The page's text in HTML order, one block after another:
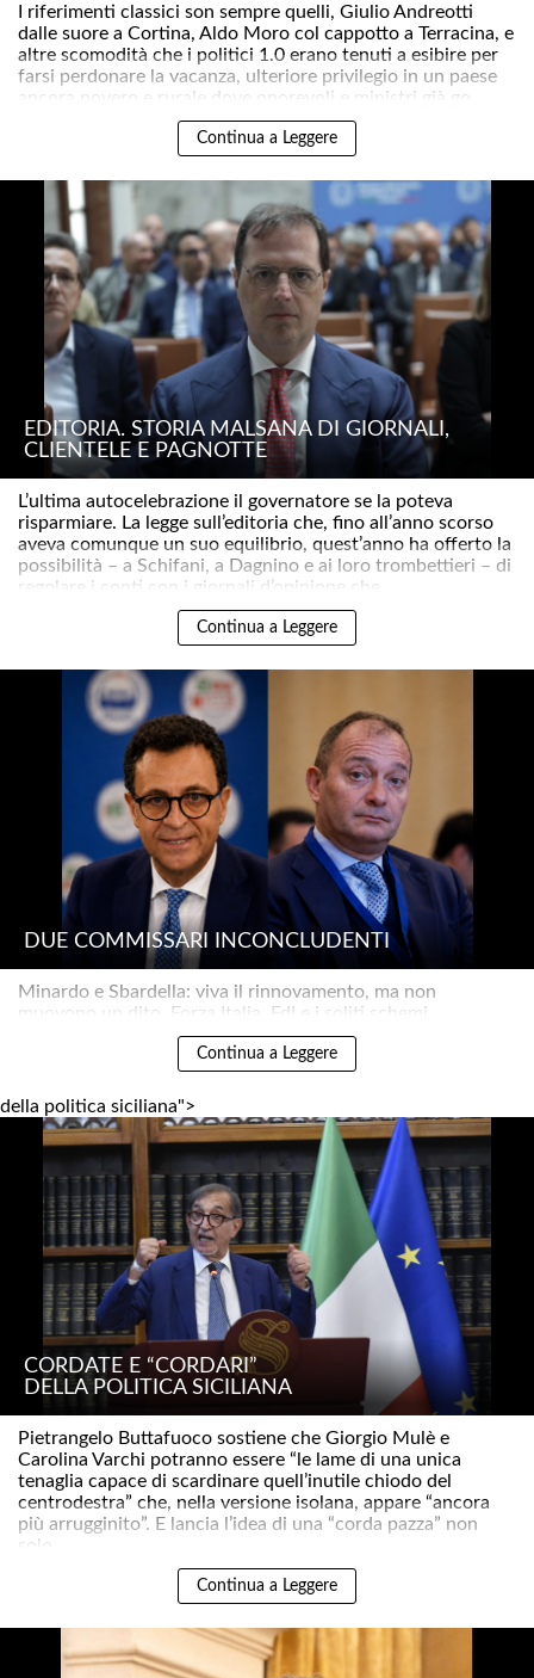
I riferimenti classici son sempre quelli, Giulio Andreotti
dalle suore a Cortina, Aldo Moro col cappotto a Terracina, e
altre scomodità che i politici 1.0 erano tenuti a esibire per
farsi perdonare la vacanza, ulteriore privilegio in un paese
ancora povero e rurale dove onorevoli e ministri già go..
Continua a Leggere
EDITORIA. STORIA MALSANA DI GIORNALI,
CLIENTELE E PAGNOTTE
L’ultima autocelebrazione il governatore se la poteva
risparmiare. La legge sull’editoria che, fino all’anno scorso
aveva comunque un suo equilibrio, quest’anno ha offerto la
possibilità – a Schifani, a Dagnino e ai loro trombettieri – di
regolare i conti con i giornali d’opinione che..
Continua a Leggere
DUE COMMISSARI INCONCLUDENTI
Minardo e Sbardella: viva il rinnovamento, ma non
muovono un dito. Forza Italia, FdI e i soliti schemi..
Continua a Leggere
della politica siciliana">
CORDATE E “CORDARI”
DELLA POLITICA SICILIANA
Pietrangelo Buttafuoco sostiene che Giorgio Mulè e
Carolina Varchi potranno essere “le lame di una unica
tenaglia capace di scardinare quell’inutile chiodo del
centrodestra” che, nella versione isolana, appare “ancora
più arrugginito”. E lancia l’idea di una “corda pazza” non
solo ..
Continua a Leggere